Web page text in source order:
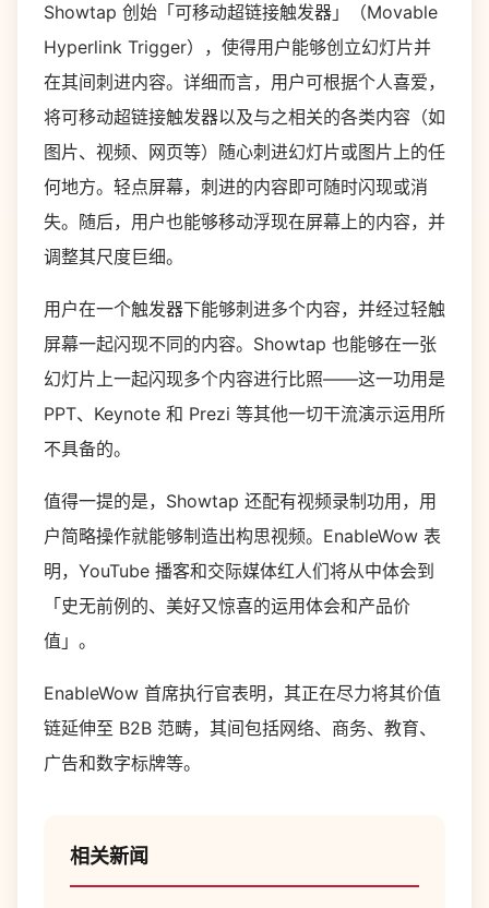
Showtap 创始「可移动超链接触发器」（Movable
Hyperlink Trigger），使得用户能够创立幻灯片并
在其间刺进内容。详细而言，用户可根据个人喜爱，
将可移动超链接触发器以及与之相关的各类内容（如
图片、视频、网页等）随心刺进幻灯片或图片上的任
何地方。轻点屏幕，刺进的内容即可随时闪现或消
失。随后，用户也能够移动浮现在屏幕上的内容，并
调整其尺度巨细。
用户在一个触发器下能够刺进多个内容，并经过轻触
屏幕一起闪现不同的内容。Showtap 也能够在一张
幻灯片上一起闪现多个内容进行比照——这一功用是
PPT、Keynote 和 Prezi 等其他一切干流演示运用所
不具备的。
值得一提的是，Showtap 还配有视频录制功用，用
户简略操作就能够制造出构思视频。EnableWow 表
明，YouTube 播客和交际媒体红人们将从中体会到
「史无前例的、美好又惊喜的运用体会和产品价
值」。
EnableWow 首席执行官表明，其正在尽力将其价值
链延伸至 B2B 范畴，其间包括网络、商务、教育、
广告和数字标牌等。
相关新闻